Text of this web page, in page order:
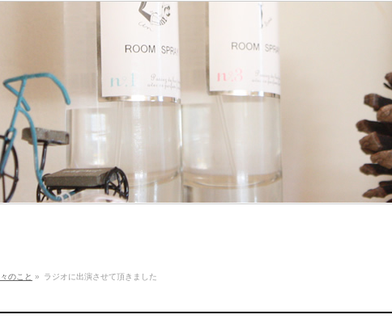
のこと » ラジオに出演させて頂きました